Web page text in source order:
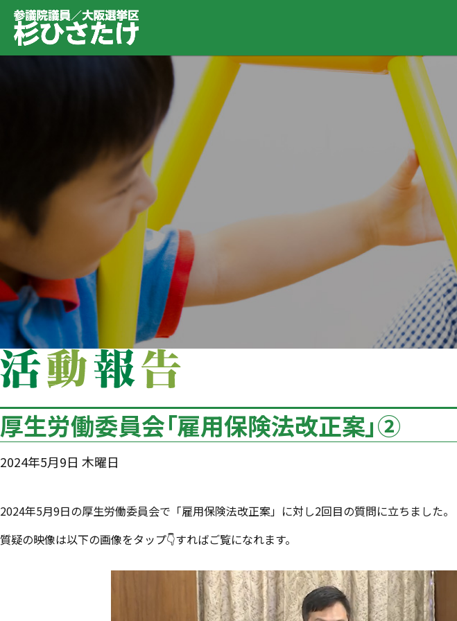
厚生労働委員会「雇用保険法改正案」②
2024年5月9日 木曜日
2024年5月9日の厚生労働委員会で「雇用保険法改正案」に対し2回目の質問に立ちました。
質疑の映像は以下の画像をタップ👇すればご覧になれます。